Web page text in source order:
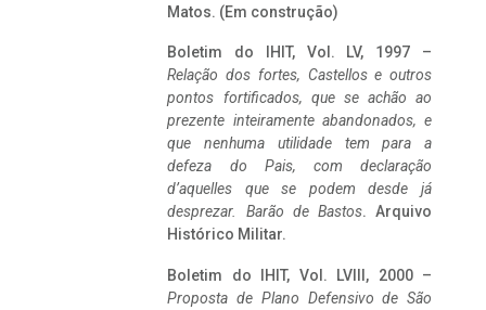
Matos. (Em construção)
Boletim do IHIT, Vol. LV, 1997 –
Relação dos fortes, Castellos e outros
pontos fortificados, que se achão ao
prezente inteiramente abandonados, e
que nenhuma utilidade tem para a
defeza do Pais, com declaração
d’aquelles que se podem desde já
desprezar. Barão de Bastos. Arquivo
Histórico Militar.
Boletim do IHIT, Vol. LVIII, 2000 –
Proposta de Plano Defensivo de São